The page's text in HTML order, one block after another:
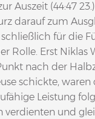
Auszeit (44:47
darauf zum
für die
Rolle. Erst Niklas
nach der
schickte, waren
Leistung
verdienten und